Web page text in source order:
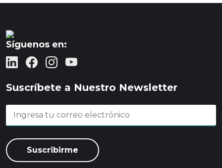
Síguenos en:
Suscríbete a Nuestro Newsletter